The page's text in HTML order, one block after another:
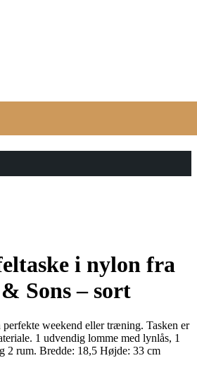
i nylon fra
Sons – sort
weekend eller træning. Tasken er
1 udvendig lomme med lynlås, 1
2 rum. Bredde: 18,5 Højde: 33 cm